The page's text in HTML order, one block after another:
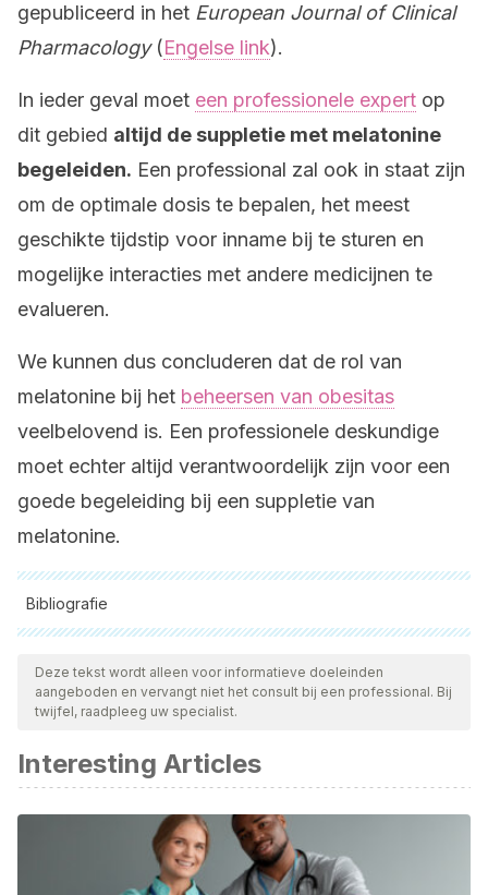
gepubliceerd in het European Journal of Clinical
Pharmacology(Engelse link).
In ieder geval moet een professionele expert op
dit gebied altijd de suppletie met melatonine
begeleiden. Een professional zal ook in staat zijn
om de optimale dosis te bepalen, het meest
geschikte tijdstip voor inname bij te sturen en
mogelijke interacties met andere medicijnen te
evalueren.
We kunnen dus concluderen dat de rol van
melatonine bij het beheersen van obesitas
veelbelovend is. Een professionele deskundige
moet echter altijd verantwoordelijk zijn voor een
goede begeleiding bij een suppletie van
melatonine.
Bibliografie
Alle aangehaalde bronnen zijn grondig gecontroleerd door
ons team om hun kwaliteit, betrouwbaarheid, actualiteit en
geldigheid te waarborgen. De bibliografie van dit artikel werd
Fernández Vázquez, G., Reiter, R.J. & Agil, A. (2018).
Melatonin increases brown adipose tissue mass and
function in Zücker diabetic fatty rats: implications for
obesity control.Journal of pineal research, 64
Consultado el 10/01/2020. Recuperado de:
Deze tekst wordt alleen voor informatieve doeleinden
aangeboden en vervangt niet het consult bij een professional. Bij
twijfel, raadpleeg uw specialist.
Interesting Articles